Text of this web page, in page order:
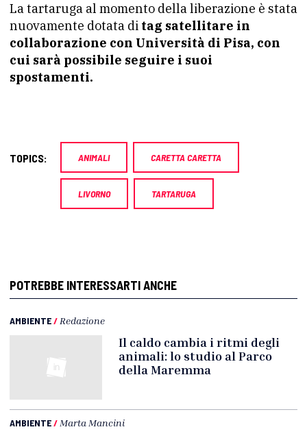
La tartaruga al momento della liberazione è stata
nuovamente dotata di tag satellitare in
collaborazione con Università di Pisa, con
cui sarà possibile seguire i suoi
spostamenti.
TOPICS: ANIMALI CARETTA CARETTA
LIVORNO TARTARUGA
POTREBBE INTERESSARTI ANCHE
AMBIENTE/ Redazione
Il caldo cambia i ritmi degli
animali: lo studio al Parco
della Maremma
AMBIENTE/ Marta Mancini